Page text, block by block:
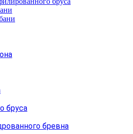
бруса
бревна